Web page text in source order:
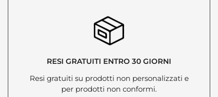
RESI GRATUITI ENTRO 30 GIORNI
Resi gratuiti su prodotti non personalizzati e
per prodotti non conformi.